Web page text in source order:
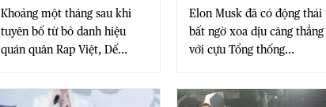
Khoảng một tháng sau khi
tuyên bố từ bỏ danh hiệu
quán quân Rap Việt, Dế...
Elon Musk đã có động thái
bất ngờ xoa dịu căng thẳng
với cựu Tổng thống...